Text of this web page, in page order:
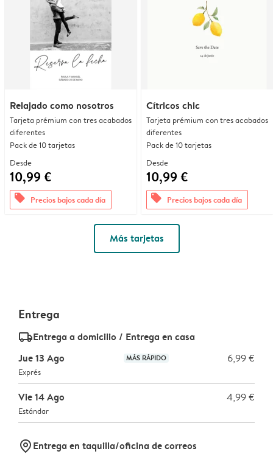
Relajado como nosotros
Tarjeta prémium con tres acabados
diferentes
Pack de 10 tarjetas
Desde
10,99 €
offers Precios bajos cada día
Cítricos chic
Tarjeta prémium con tres acabados
diferentes
Pack de 10 tarjetas
Desde
10,99 €
offers Precios bajos cada día
Más tarjetas
Entrega
delivery_standard_v2Entrega a domicilio / Entrega en casa
Jue 13 Ago
MÁS RÁPIDO 6,99 €
Exprés
Vie 14 Ago 4,99 €
Estándar
marker-pinEntrega en taquilla/oficina de correos